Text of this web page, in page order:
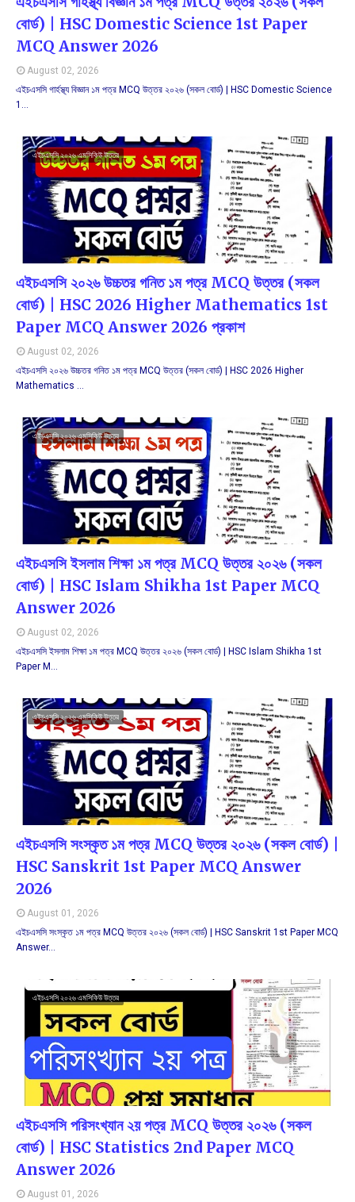
বোর্ড) | HSC Domestic Science 1st Paper
MCQ Answer 2026
August 02, 2026
এইচএসসি গার্হস্থ্য বিজ্ঞান ১ম পত্র MCQ উত্তর ২০২৬ (সকল বোর্ড) | HSC Domestic Science
1…
এইচএসসি ২০২৬ এমসিকিউ উত্তর
এইচএসসি ২০২৬ উচ্চতর গনিত ১ম পত্র MCQ উত্তর (সকল
বোর্ড) | HSC 2026 Higher Mathematics 1st
Paper MCQ Answer 2026 প্রকাশ
August 02, 2026
এইচএসসি ২০২৬ উচ্চতর গনিত ১ম পত্র MCQ উত্তর (সকল বোর্ড) | HSC 2026 Higher
Mathematics …
এইচএসসি ২০২৬ এমসিকিউ উত্তর
এইচএসসি ইসলাম শিক্ষা ১ম পত্র MCQ উত্তর ২০২৬ (সকল
বোর্ড) | HSC Islam Shikha 1st Paper MCQ
Answer 2026
August 02, 2026
এইচএসসি ইসলাম শিক্ষা ১ম পত্র MCQ উত্তর ২০২৬ (সকল বোর্ড) | HSC Islam Shikha 1st
Paper M…
এইচএসসি ২০২৬ এমসিকিউ উত্তর
এইচএসসি সংস্কৃত ১ম পত্র MCQ উত্তর ২০২৬ (সকল বোর্ড) |
HSC Sanskrit 1st Paper MCQ Answer
2026
August 01, 2026
এইচএসসি সংস্কৃত ১ম পত্র MCQ উত্তর ২০২৬ (সকল বোর্ড) | HSC Sanskrit 1st Paper MCQ
Answer…
এইচএসসি ২০২৬ এমসিকিউ উত্তর
এইচএসসি পরিসংখ্যান ২য় পত্র MCQ উত্তর ২০২৬ (সকল
বোর্ড) | HSC Statistics 2nd Paper MCQ
Answer 2026
August 01, 2026